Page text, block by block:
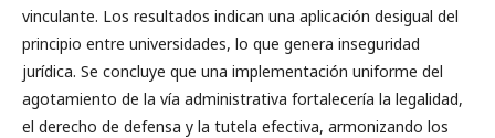
vinculante. Los resultados indican una aplicación desigual del
principio entre universidades, lo que genera inseguridad
jurídica. Se concluye que una implementación uniforme del
agotamiento de la vía administrativa fortalecería la legalidad,
el derecho de defensa y la tutela efectiva, armonizando los